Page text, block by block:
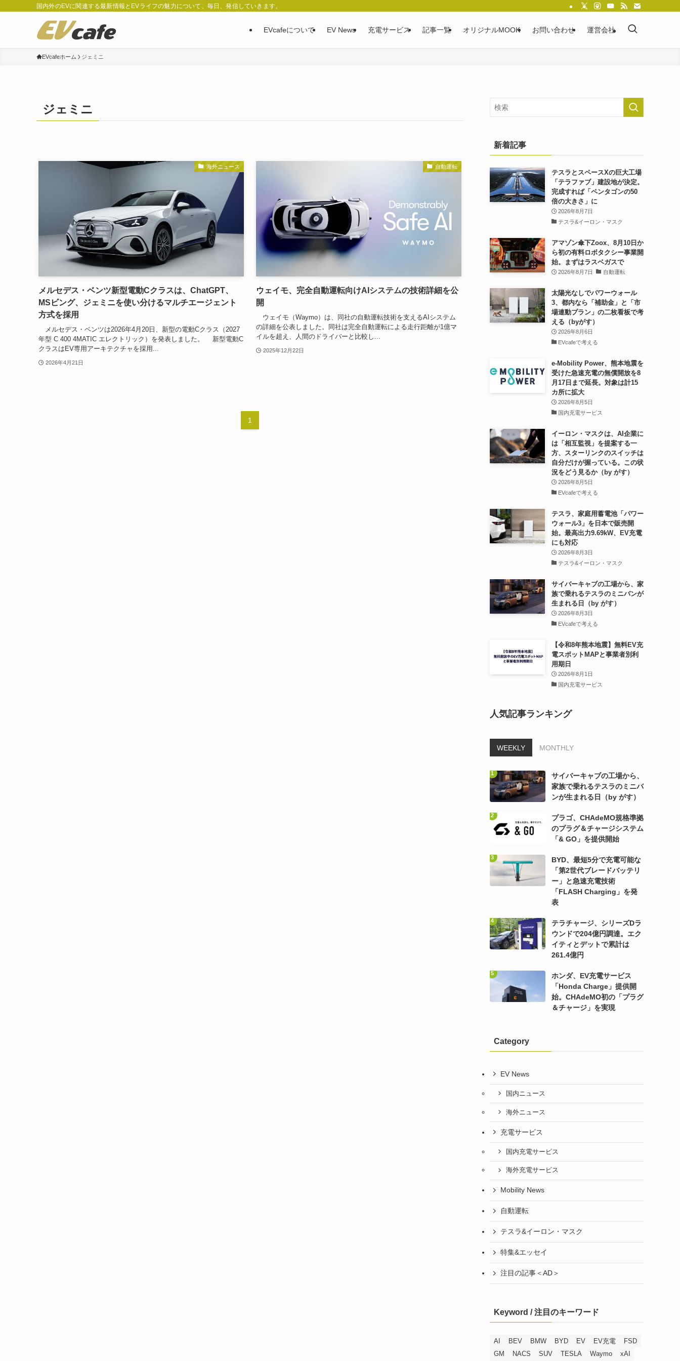
国内外のEVに関連する最新情報とEVライフの魅力について、毎日、発信していきます。
EVcafeについて EV News 充電サービス 記事一覧 オリジナルMOOK お問い合わせ 運営会社
EVcafeホーム ジェミニ
ジェミニ
海外ニュース
メルセデス・ベンツ新型電動Cクラスは、ChatGPT、
MSビング、ジェミニを使い分けるマルチエージェント
方式を採用
メルセデス・ベンツは2026年4月20日、新型の電動Cクラス（2027
年型 C 400 4MATIC エレクトリック）を発表しました。 新型電動C
クラスはEV専用アーキテクチャを採用...
2026年4月21日
自動運転
ウェイモ、完全自動運転向けAIシステムの技術詳細を公
開
ウェイモ（Waymo）は、同社の自動運転技術を支えるAIシステム
の詳細を公表しました。同社は完全自動運転による走行距離が1億マ
イルを超え、人間のドライバーと比較し...
2025年12月22日
1
新着記事
テスラとスペースXの巨大工場
「テラファブ」建設地が決定。
完成すれば「ペンタゴンの50
倍の大きさ」に
2026年8月7日
テスラ&イーロン・マスク
アマゾン傘下Zoox、8月10日か
ら初の有料ロボタクシー事業開
始。まずはラスベガスで
2026年8月7日 自動運転
太陽光なしでパワーウォール
3、都内なら「補助金」と「市
場連動プラン」の二枚看板で考
える（byがす）
2026年8月6日
EVcafeで考える
e-Mobility Power、熊本地震を
受けた急速充電の無償開放を8
月17日まで延長。対象は計15
カ所に拡大
2026年8月5日
国内充電サービス
イーロン・マスクは、AI企業に
は「相互監視」を提案する一
方、スターリンクのスイッチは
自分だけが握っている。この状
況をどう見るか（by がす）
2026年8月5日
EVcafeで考える
テスラ、家庭用蓄電池「パワー
ウォール3」を日本で販売開
始。最高出力9.69kW、EV充電
にも対応
2026年8月3日
テスラ&イーロン・マスク
サイバーキャブの工場から、家
族で乗れるテスラのミニバンが
生まれる日（by がす）
2026年8月3日
EVcafeで考える
【令和8年熊本地震】無料EV充
電スポットMAPと事業者別利
用期日
2026年8月1日
国内充電サービス
人気記事ランキング
WEEKLY MONTHLY
サイバーキャブの工場から、
家族で乗れるテスラのミニバ
ンが生まれる日（by がす）
プラゴ、CHAdeMO規格準拠
のプラグ＆チャージシステム
「& GO」を提供開始
BYD、最短5分で充電可能な
「第2世代ブレードバッテリ
ー」と急速充電技術
「FLASH Charging」を発
表
テラチャージ、シリーズDラ
ウンドで204億円調達。エク
イティとデットで累計は
261.4億円
ホンダ、EV充電サービス
「Honda Charge」提供開
始。CHAdeMO初の「プラグ
＆チャージ」を実現
Category
EV News
国内ニュース
海外ニュース
充電サービス
国内充電サービス
海外充電サービス
Mobility News
自動運転
テスラ&イーロン・マスク
特集&エッセイ
注目の記事＜AD＞
Keyword / 注目のキーワード
AI BEV BMW BYD EV EV充電
FSD
GM
NACS SUV TESLA Waymo
xAI